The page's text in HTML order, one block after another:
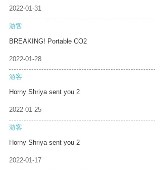
2022-01-31
游客
BREAKING! Portable CO2
2022-01-28
游客
Horny Shriya sent you 2
2022-01-25
游客
Horny Shriya sent you 2
2022-01-17